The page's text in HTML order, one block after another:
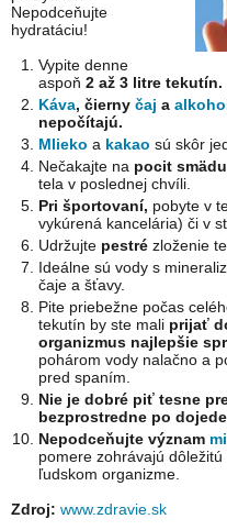
Nepodceňujte
hydratáciu!
Vypite denne
aspoň 2 až 3 litre tekutín.
Káva, čiernyčaj a
nepočítajú.
Mlieko a kakao sú skôr
Nečakajte na pocit smädu
tela v poslednej chvíli.
Pri športovaní, pobyte v
vykúrená kancelária) či v
Udržujte pestré zloženie
Ideálne sú vody s
čaje a šťavy.
Pite priebežne počas
tekutín by ste mali prijať
organizmus najlepšie
pohárom vody nalačno a
pred spaním.
Nie je dobré piť tesne
bezprostredne po
Nepodceňujte význam
pomere zohrávajú
ľudskom organizme.
Zdroj: www.zdravie.sk